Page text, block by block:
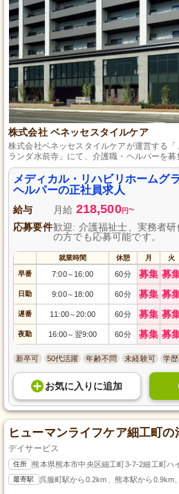
株式会社 ベネッセスタイルケア
株式会社ベネッセスタイルケアが運営する
ランダ水前寺」にて、介護職・ヘルパーを
熊本市中央区。未経験の方も大歓迎！正社
様の笑顔をサポートするやりがいのあるお
方、ぜひご応募ください。
メディカル・リハビリホームグ
ヘルパーの正社員求人
給与 月給 218,500円~
応募要件歓迎: 介護福祉士、実務者
の方でも応募可能です。
就業時間 休憩 月 火
早番 7:00～ 16:00 60分 募集 募
日勤 9:00～ 18:00 60分 募集 募
遅番 11:00～20:00 60分 募集 募
夜勤 16:00～ 翌9:00 60分 募集 募
新卒可 50代活躍 年齢不問 未経験可 学
お気に入り に追加
ヒューマンライフケア細工町の
デイサービス
住所 熊本県熊本市中央区細工町3-7-2細工町ハ
最寄駅 呉服町駅から0.2km、熊本駅から0.9km